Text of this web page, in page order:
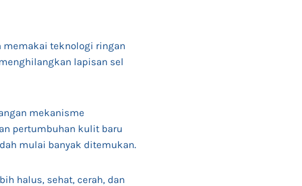
memakai teknologi ringan
lapisan sel
mekanisme
pertumbuhan kulit baru
mulai banyak ditemukan.
halus, sehat, cerah, dan